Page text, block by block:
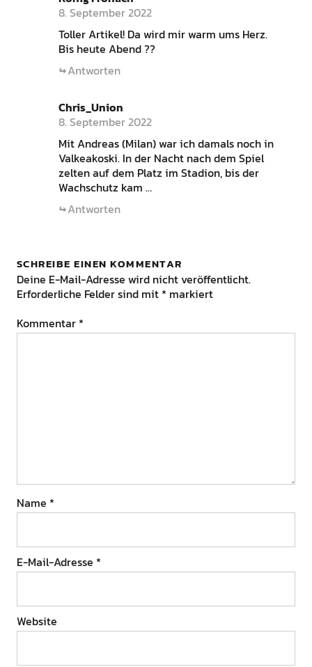
8. September 2022
Toller Artikel! Da wird mir warm ums Herz.
Bis heute Abend ??
Antworten
Chris_Union
8. September 2022
Mit Andreas (Milan) war ich damals noch in
Valkeakoski. In der Nacht nach dem Spiel
zelten auf dem Platz im Stadion, bis der
Wachschutz kam …
Antworten
SCHREIBE EINEN KOMMENTAR
Deine E-Mail-Adresse wird nicht veröffentlicht.
Erforderliche Felder sind mit * markiert
Kommentar *
Name *
E-Mail-Adresse *
Website